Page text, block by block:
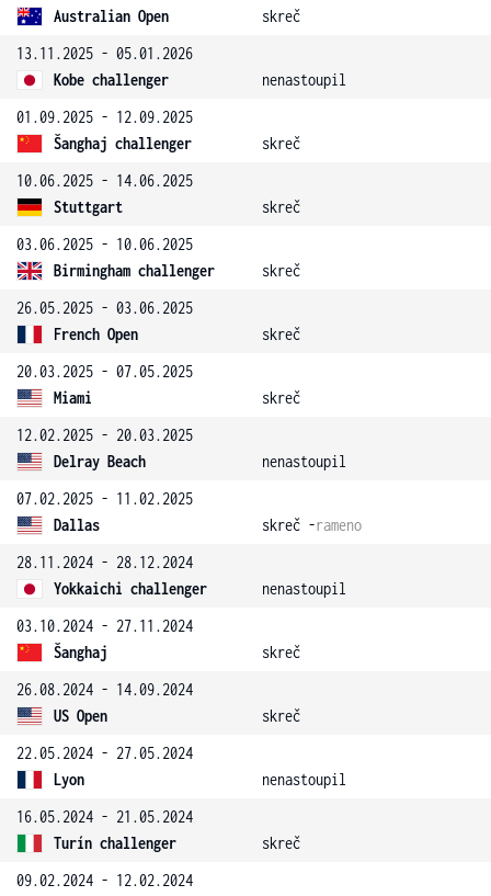
Australian Open
skreč
13.11.2025 - 05.01.2026
Kobe challenger
nenastoupil
01.09.2025 - 12.09.2025
Šanghaj challenger
skreč
10.06.2025 - 14.06.2025
Stuttgart
skreč
03.06.2025 - 10.06.2025
Birmingham challenger
skreč
26.05.2025 - 03.06.2025
French Open
skreč
20.03.2025 - 07.05.2025
Miami
skreč
12.02.2025 - 20.03.2025
Delray Beach
nenastoupil
07.02.2025 - 11.02.2025
Dallas
skreč -rameno
28.11.2024 - 28.12.2024
Yokkaichi challenger
nenastoupil
03.10.2024 - 27.11.2024
Šanghaj
skreč
26.08.2024 - 14.09.2024
US Open
skreč
22.05.2024 - 27.05.2024
Lyon
nenastoupil
16.05.2024 - 21.05.2024
Turín challenger
skreč
09.02.2024 - 12.02.2024